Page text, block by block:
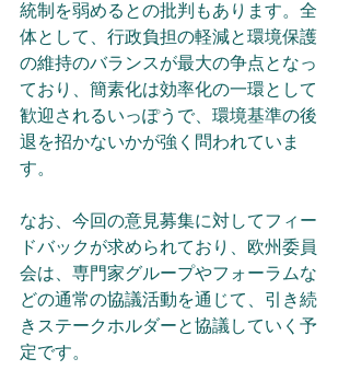
統制を弱めるとの批判もあります。全
体として、行政負担の軽減と環境保護
の維持のバランスが最大の争点となっ
ており、簡素化は効率化の一環として
歓迎されるいっぽうで、環境基準の後
退を招かないかが強く問われていま
す。
なお、今回の意見募集に対してフィー
ドバックが求められており、欧州委員
会は、専門家グループやフォーラムな
どの通常の協議活動を通じて、引き続
きステークホルダーと協議していく予
定です。